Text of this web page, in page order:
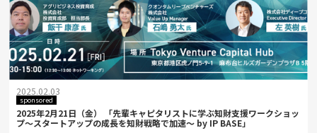
2025.02.03
sponsored
2025年2月21日（金） 「先輩キャピタリストに学ぶ知財支援ワークショッ
プ～スタートアップの成長を知財戦略で加速～ by IP BASE」